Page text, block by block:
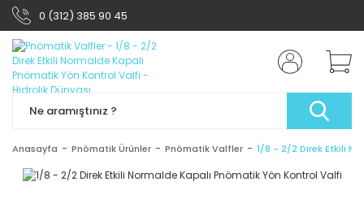
0 (312) 385 90 45
Anasayfa Pnömatik Ürünler Pnömatik Valfler 1/8 - 2/2 Direk Etkili